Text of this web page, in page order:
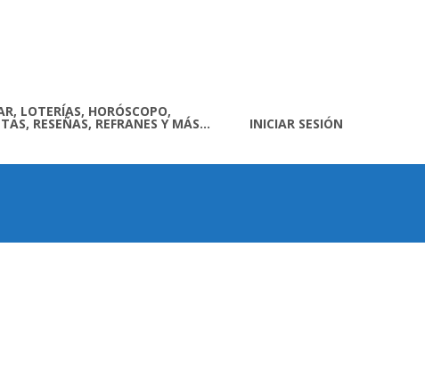
LOTERÍAS, HORÓSCOPO,
RESEÑAS, REFRANES Y MÁS… INICIAR SESIÓN